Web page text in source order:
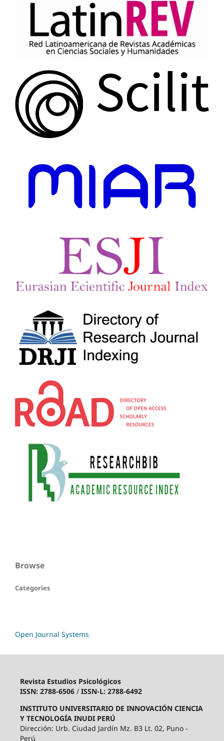
Browse
Categories
Open Journal Systems
Revista Estudios Psicológicos
ISSN: 2788-6506/ ISSN-L: 2788-6492
INSTITUTO UNIVERSITARIO DE INNOVACIÓN CIENCIA
Y TECNOLOGÍA INUDI PERÚ
Dirección: Urb. Ciudad Jardín Mz. B3 Lt. 02, Puno -
Perú